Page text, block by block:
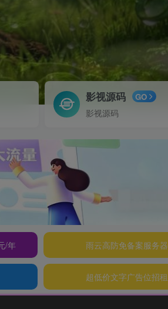
影视源码 GO
影视源码
/年 雨云高防免备案服务器
超低价文字广告位招租